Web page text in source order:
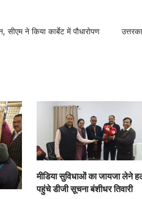
ने किया कार्बेट में पौधारोपण
मीडिया सुविधाओं का जायजा लेने
पहुंचे डीजी सूचना बंशीधर तिवारी